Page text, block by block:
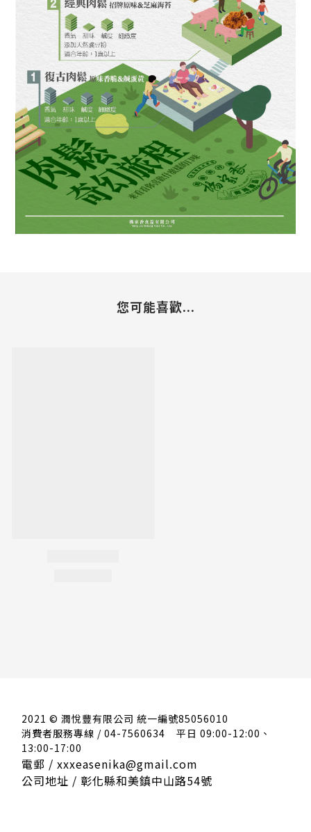
您可能喜歡...
2021 © 潤悅豐有限公司 統一編號85056010
消費者服務專線 / 04-7560634 平日 09:00-12:00、
13:00-17:00
電郵 / xxxeasenika@gmail.com
公司地址 / 彰化縣和美鎮中山路54號